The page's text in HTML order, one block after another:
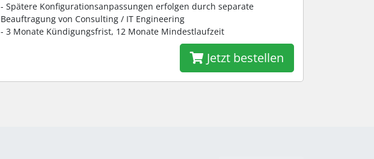
- Spätere Konfigurationsanpassungen erfolgen durch separate
Beauftragung von Consulting / IT Engineering
- 3 Monate Kündigungsfrist, 12 Monate Mindestlaufzeit
Jetzt bestellen